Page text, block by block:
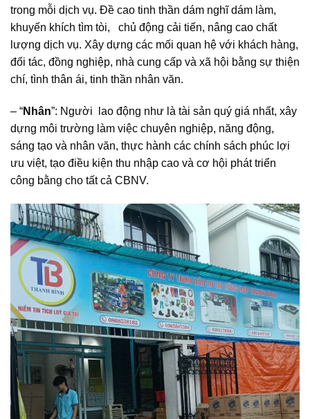
trong mỗi dịch vụ. Đề cao tinh thần dám nghĩ dám làm,
khuyến khích tìm tòi, chủ động cải tiến, nâng cao chất
lượng dịch vụ. Xây dựng các mối quan hệ với khách hàng,
đối tác, đồng nghiệp, nhà cung cấp và xã hội bằng sự thiện
chí, tình thân ái, tinh thần nhân văn.
– “Nhân”: Người lao động như là tài sản quý giá nhất, xây
dựng môi trường làm việc chuyên nghiệp, năng động,
sáng tạo và nhân văn, thực hành các chính sách phúc lợi
ưu việt, tạo điều kiện thu nhập cao và cơ hội phát triển
công bằng cho tất cả CBNV.